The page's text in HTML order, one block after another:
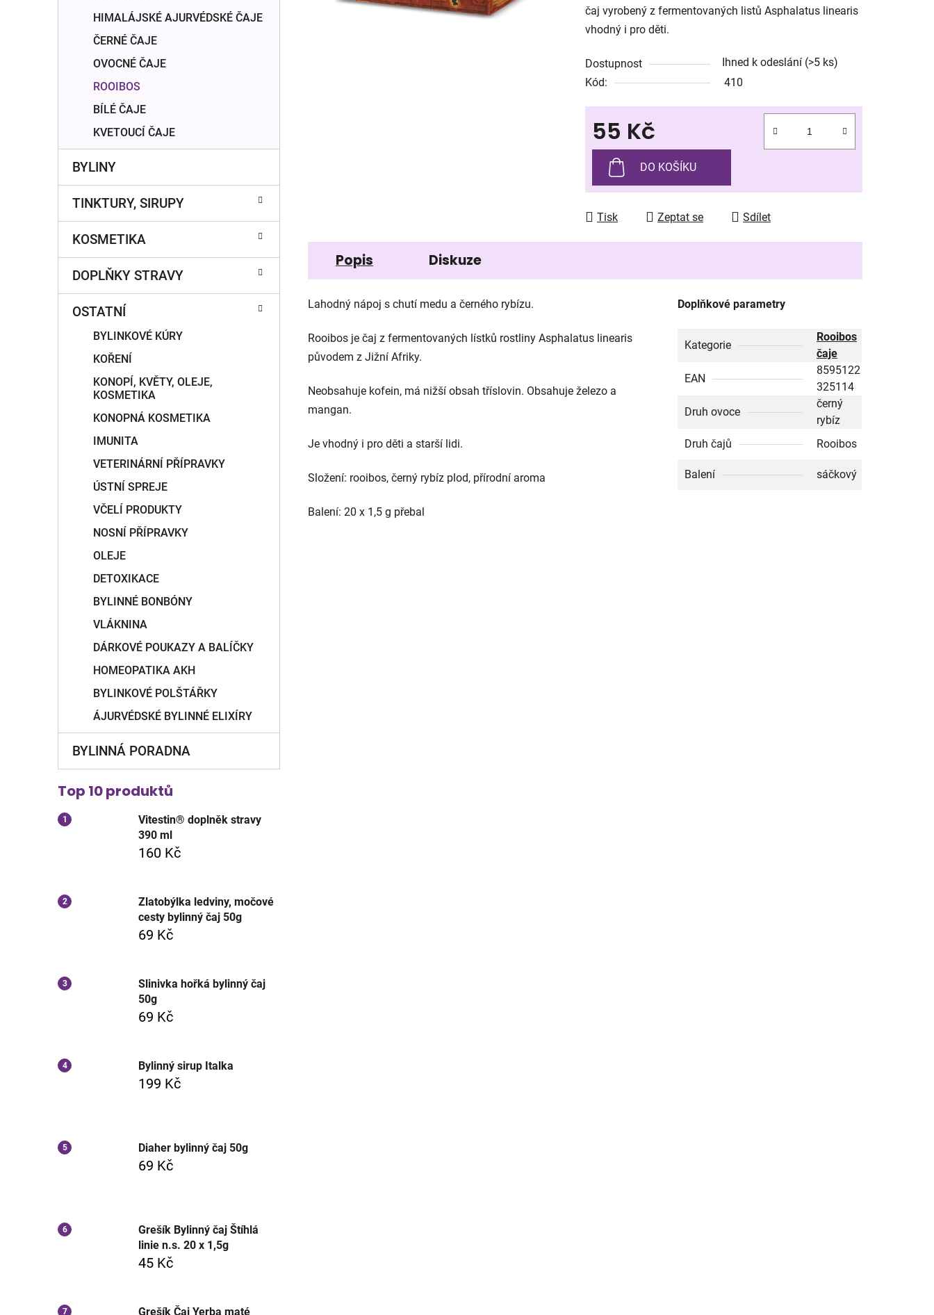
HIMALÁJSKÉ AJURVÉDSKÉ ČAJE
ČERNÉ ČAJE
OVOCNÉ ČAJE
ROOIBOS
BÍLÉ ČAJE
KVETOUCÍ ČAJE
BYLINY
TINKTURY, SIRUPY
KOSMETIKA
DOPLŇKY STRAVY
OSTATNÍ
BYLINKOVÉ KÚRY
KOŘENÍ
KONOPÍ, KVĚTY, OLEJE,
KOSMETIKA
KONOPNÁ KOSMETIKA
IMUNITA
VETERINÁRNÍ PŘÍPRAVKY
ÚSTNÍ SPREJE
VČELÍ PRODUKTY
NOSNÍ PŘÍPRAVKY
OLEJE
DETOXIKACE
BYLINNÉ BONBÓNY
VLÁKNINA
DÁRKOVÉ POUKAZY A BALÍČKY
HOMEOPATIKA AKH
BYLINKOVÉ POLŠTÁŘKY
ÁJURVÉDSKÉ BYLINNÉ ELIXÍRY
BYLINNÁ PORADNA
Top 10 produktů
Vitestin® doplněk stravy
390 ml
160 Kč
Zlatobýlka ledviny, močové
cesty bylinný čaj 50g
69 Kč
Slinivka hořká bylinný čaj
50g
69 Kč
Bylinný sirup Italka
199 Kč
Diaher bylinný čaj 50g
69 Kč
Grešík Bylinný čaj Štíhlá
linie n.s. 20 x 1,5g
45 Kč
Grešík Čaj Yerba maté
0,0
z
hvězdiček.
čaj vyrobený z fermentovaných listů Asphalatus linearis
vhodný i pro děti.
Dostupnost Ihned k odeslání (>5 ks)
Kód:
410
55 Kč
Měrná cena:
DO KOŠÍKU
Tisk Zeptat se Sdílet
Popis Diskuze
Lahodný nápoj s chutí medu a černého rybízu.
Rooibos je čaj z fermentovaných lístků rostliny Asphalatus linearis
původem z Jižní Afriky.
Neobsahuje kofein, má nižší obsah tříslovin. Obsahuje železo a
mangan.
Je vhodný i pro děti a starší lidi.
Složení: rooibos, černý rybíz plod, přírodní aroma
Balení: 20 x 1,5 g přebal
Doplňkové parametry
Kategorie
Rooibos
čaje
EAN
8595122
325114
Druh ovoce
černý
rybíz
Druh čajů
Rooibos
Balení sáčkový